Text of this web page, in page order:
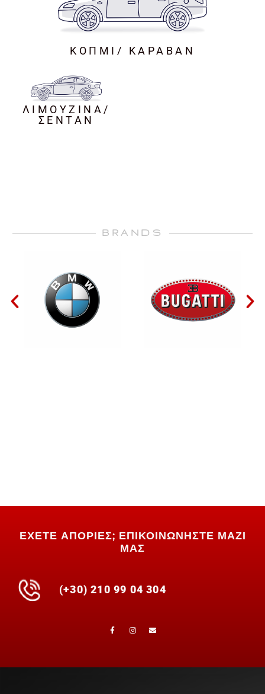
ΚΟΠΜΙ/ ΚΑΡΑΒΑΝ
ΛΙΜΟΥΖΙΝΑ/
ΣΕΝΤΑΝ
BRANDS
ΕΧΕΤΕ ΑΠΟΡΙΕΣ; ΕΠΙΚΟΙΝΩΝΗΣΤΕ ΜΑΖΙ
ΜΑΣ
(+30) 210 99 04 304